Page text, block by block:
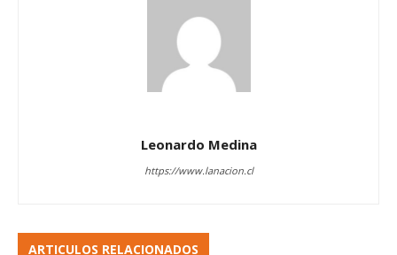
Leonardo Medina
https://www.lanacion.cl
ARTICULOS RELACIONADOS